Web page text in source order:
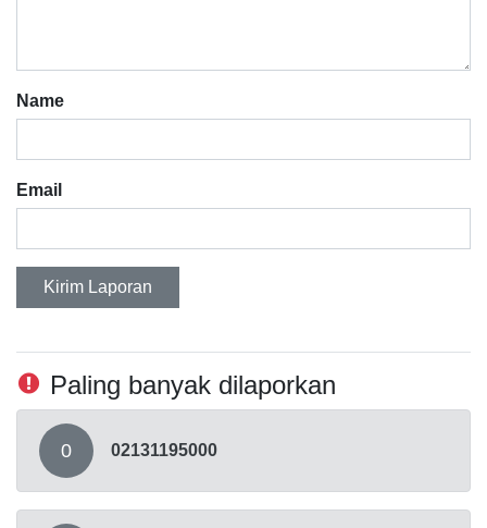
Name
Email
Kirim Laporan
Paling banyak dilaporkan
0 02131195000